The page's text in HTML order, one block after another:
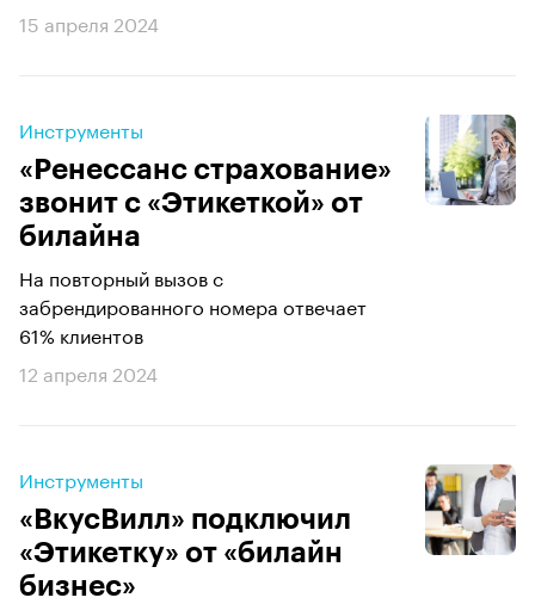
15 апреля 2024
Инструменты
«Ренессанс страхование»
звонит с «Этикеткой» от
билайна
На повторный вызов с
забрендированного номера отвечает
61% клиентов
12 апреля 2024
Инструменты
«ВкусВилл» подключил
«Этикетку» от «билайн
бизнес»